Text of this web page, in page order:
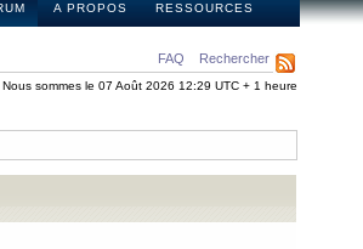
A PROPOS RESSOURCES
FAQ Rechercher
Nous sommes le 07 Août 2026 12:29 UTC + 1 heure